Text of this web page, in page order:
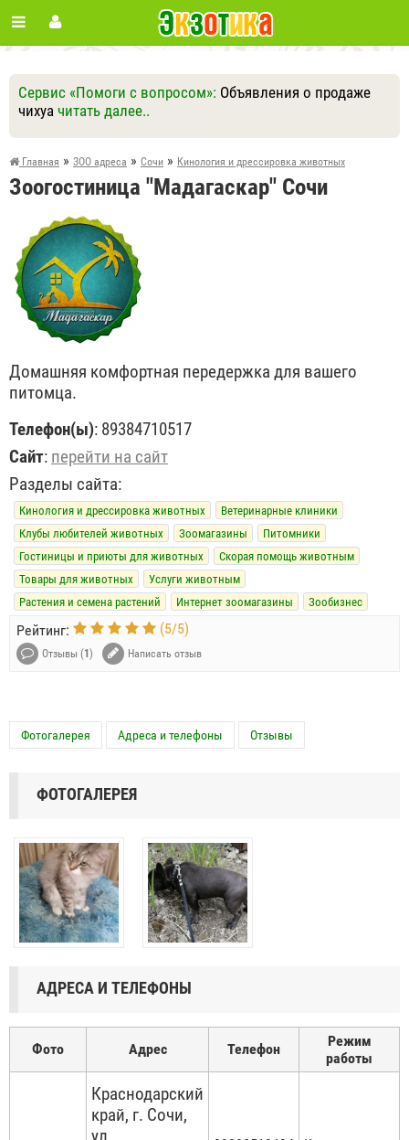
Сервис «Помоги с вопросом»: Объявления о продаже
чихуа читать далее..
Ответить Другие вопросы
Задать вопрос
Главная » ЗОО адреса » Сочи » Кинология и дрессировка животных
Зоогостиница "Мадагаскар" Сочи
Домашняя комфортная передержка для вашего
питомца.
Телефон(ы): 89384710517
Сайт: перейти на сайт
Разделы сайта:
Кинология и дрессировка животных
Ветеринарные клиники
Клубы любителей животных
Зоомагазины
Питомники
Гостиницы и приюты для животных
Скорая помощь животным
Товары для животных
Услуги животным
Растения и семена растений
Интернет зоомагазины Зообизнес
Рейтинг: (5/5)
Отзывы (1 ) Написать отзыв
Фотогалерея Адреса и телефоны Отзывы
ФОТОГАЛЕРЕЯ
АДРЕСА И ТЕЛЕФОНЫ
Фото Адрес Телефон
Режим
работы
Краснодарский
край, г. Сочи,